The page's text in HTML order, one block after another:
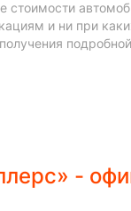
стоимости
и ни при
-